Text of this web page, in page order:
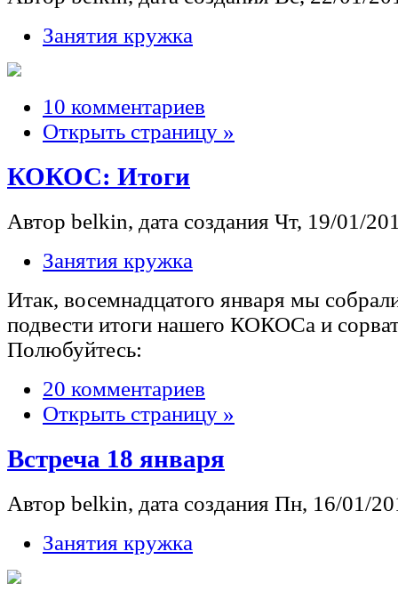
Занятия кружка
10 комментариев
Открыть страницу »
КОКОС: Итоги
Автор belkin, дата создания Чт, 19/01/
Занятия кружка
Итак, восемнадцатого января мы
подвести итоги нашего КОКОСа и
Полюбуйтесь:
20 комментариев
Открыть страницу »
Встреча 18 января
Автор belkin, дата создания Пн, 16/01/
Занятия кружка